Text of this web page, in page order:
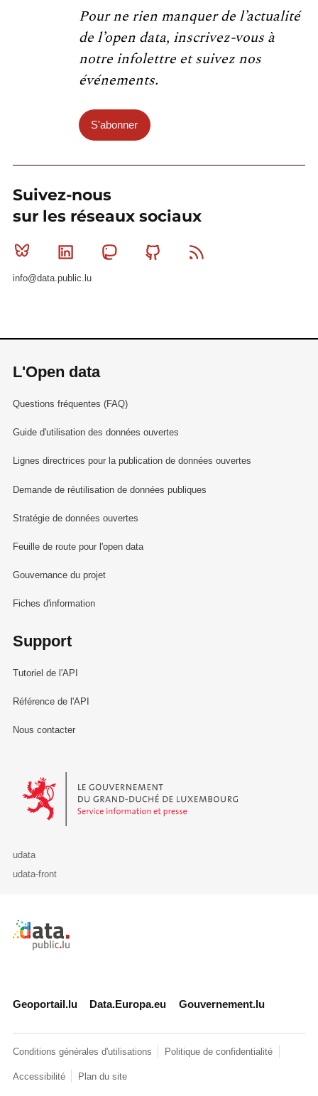
Pour ne rien manquer de l’actualité
de l’open data, inscrivez-vous à
notre infolettre et suivez nos
événements.
S'abonner
Suivez-nous
sur les réseaux sociaux
Bluesky Linkedin MastodonGithub
info@data.public.lu
L'Open data
Questions fréquentes (FAQ)
Guide d'utilisation des données ouvertes
Lignes directrices pour la publication de données ouvertes
Demande de réutilisation de données publiques
Stratégie de données ouvertes
Feuille de route pour l'open data
Gouvernance du projet
Fiches d'information
Support
Tutoriel de l'API
Référence de l'API
Nous contacter
Le Gouvernement du Grand-Duché de Luxembourg - Service
udata
udata-front
Retour à l'accueil de data.public.lu
Geoportail.lu Data.Europa.eu Gouvernement.lu
Conditions générales d'utilisations Politique de confidentialité
Accessibilité Plan du site